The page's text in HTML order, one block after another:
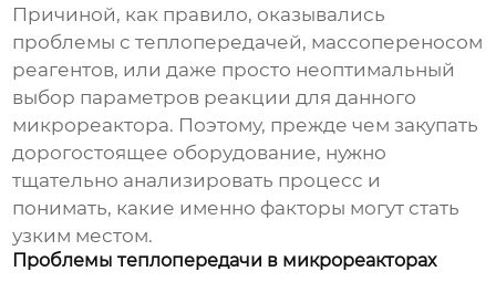
Причиной, как правило, оказывались
проблемы с теплопередачей, массопереносом
реагентов, или даже просто неоптимальный
выбор параметров реакции для данного
микрореактора. Поэтому, прежде чем закупать
дорогостоящее оборудование, нужно
тщательно анализировать процесс и
понимать, какие именно факторы могут стать
узким местом.
Проблемы теплопередачи в микрореакторах